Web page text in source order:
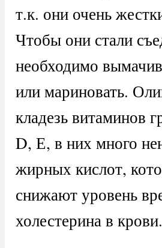
т.к. они очень
Чтобы они стали
необходимо
или мариновать.
кладезь витаминов
D, Е, в них много
жирных кислот,
снижают уровень
холестерина в крови.